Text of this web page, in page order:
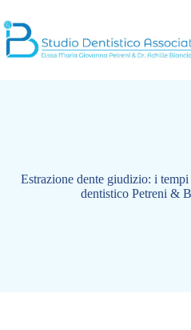
al
contenuto
Estrazione dente giudizio: i
dentistico Petreni &